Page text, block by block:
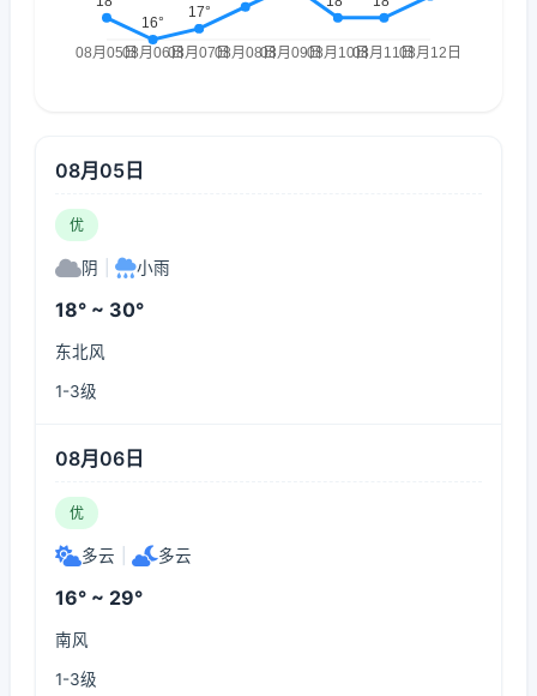
08月05日
优
阴 小雨
18° ~ 30°
东北风
1-3级
08月06日
优
多云 多云
16° ~ 29°
南风
1-3级